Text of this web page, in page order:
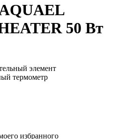
50 Вт
элемент
термометр
избранного